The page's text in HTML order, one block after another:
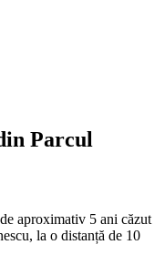
Parcul
aproximativ 5 ani căzut
la o distanță de 10